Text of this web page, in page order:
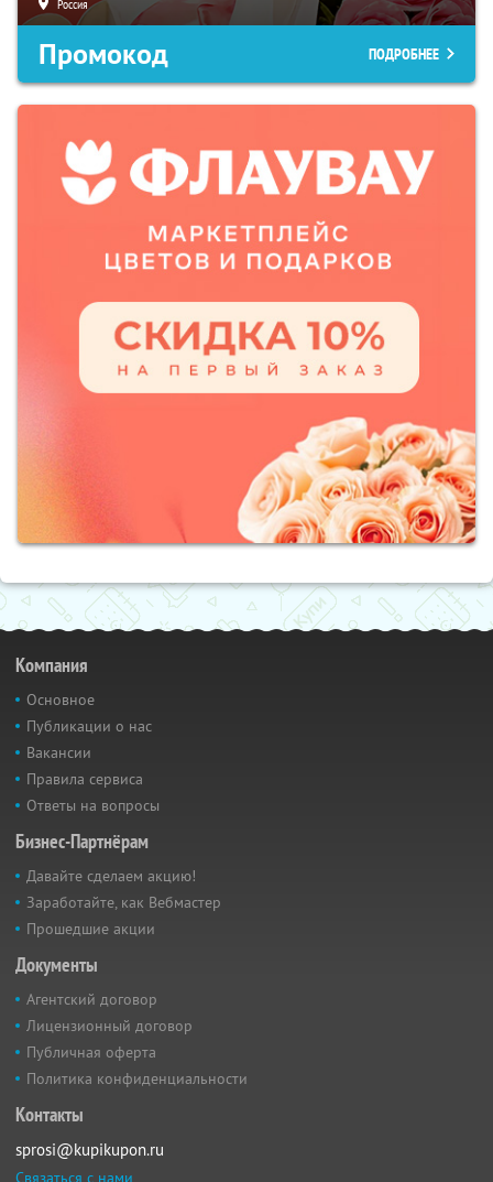
Россия
Промокод ПОДРОБНЕЕ
Компания
Основное
Публикации о нас
Вакансии
Правила сервиса
Ответы на вопросы
Бизнес-Партнёрам
Давайте сделаем акцию!
Заработайте, как Вебмастер
Прошедшие акции
Документы
Агентский договор
Лицензионный договор
Публичная оферта
Политика конфиденциальности
Контакты
sprosi@kupikupon.ru
Связаться с нами